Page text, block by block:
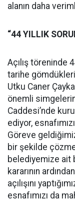
alanın daha
“44 YILLIK
Açılış töreninde
tarihe
Utku Caner
önemli
Caddesi’nde
ediyor,
Göreve
bir şekilde
belediyemize ait
kararının
açılışını
esnafımızı da